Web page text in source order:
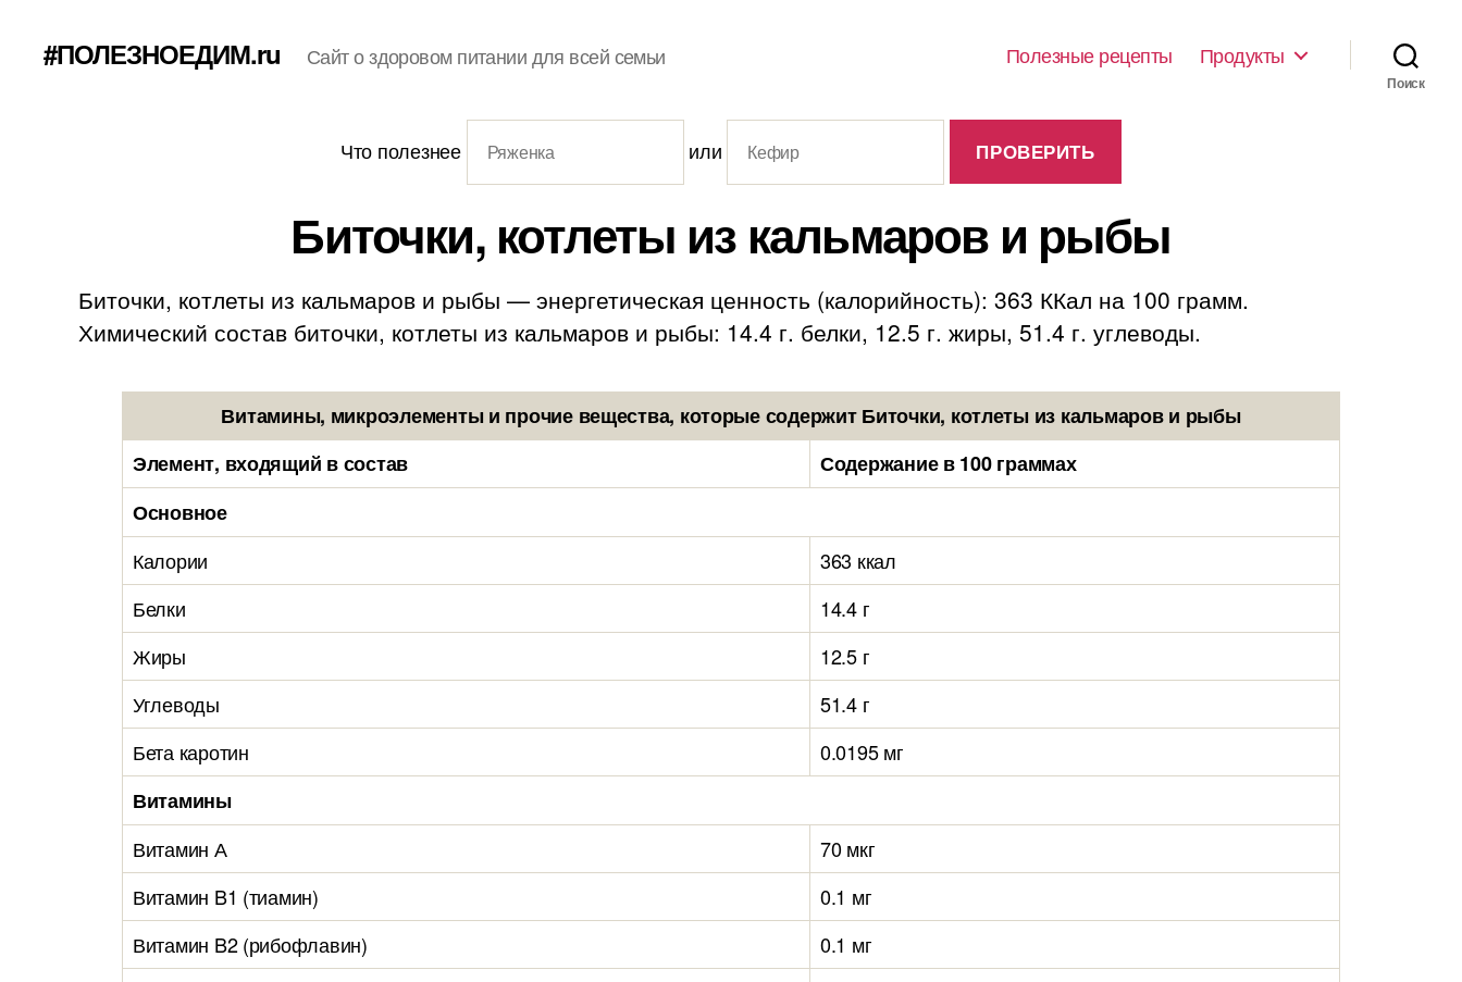
#ПОЛЕЗНОЕДИМ.ru Сайт о здоровом питании для всей семьи Полезные рецепты Продукты
Поиск
Что полезнее или
Биточки, котлеты из кальмаров и рыбы
Биточки, котлеты из кальмаров и рыбы — энергетическая ценность (калорийность): 363 ККал на 100 грамм.
Химический состав биточки, котлеты из кальмаров и рыбы: 14.4 г. белки, 12.5 г. жиры, 51.4 г. углеводы.
Витамины, микроэлементы и прочие вещества, которые содержит Биточки, котлеты из кальмаров и рыбы
Элемент, входящий в состав
Содержание в 100 граммах
Основное
Калории
363 ккал
Белки
14.4 г
Жиры
12.5 г
Углеводы
51.4 г
Бета каротин
0.0195 мг
Витамины
Витамин А
70 мкг
Витамин B1 (тиамин)
0.1 мг
Витамин B2 (рибофлавин)
0.1 мг